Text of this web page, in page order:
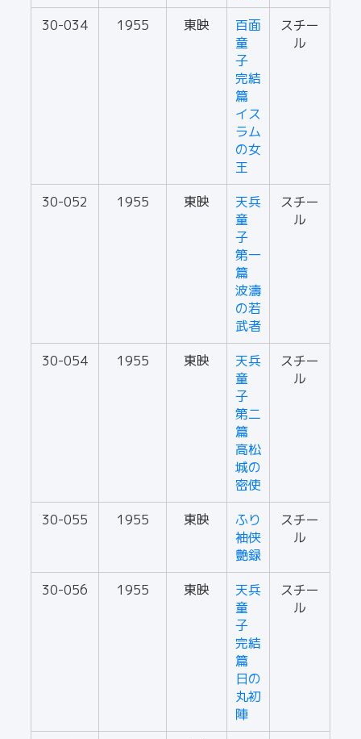
30-034 1955 東映
百面
童
子
完結
篇
イス
ラム
の女
王
スチー
ル
30-052 1955 東映
天兵
童
子
第一
篇
波濤
の若
武者
スチー
ル
30-054 1955 東映
天兵
童
子
第二
篇
高松
城の
密使
スチー
ル
30-055 1955 東映
ふり
袖侠
艶録
スチー
ル
30-056 1955 東映
天兵
童
子
完結
篇
日の
丸初
陣
スチー
ル